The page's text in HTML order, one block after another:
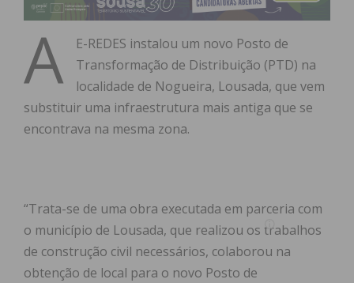
A
E-REDES instalou um novo Posto de
Transformação de Distribuição (PTD) na
localidade de Nogueira, Lousada, que vem
substituir uma infraestrutura mais antiga que se
encontrava na mesma zona.
“Trata-se de uma obra executada em parceria com
o município de Lousada, que realizou os trabalhos
de construção civil necessários, colaborou na
obtenção de local para o novo Posto de